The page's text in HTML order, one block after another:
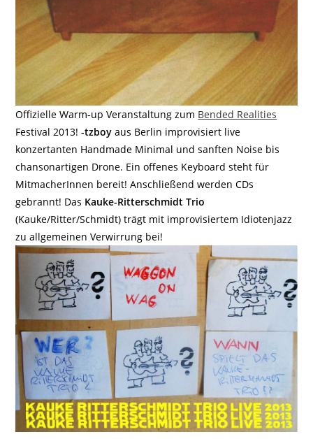
Offizielle Warm-up Veranstaltung zum Bended Realities
Festival 2013!-tzboy aus Berlin improvisiert live
konzertanten Handmade Minimal und sanften Noise bis
chansonartigen Drone. Ein offenes Keyboard steht für
MitmacherInnen bereit! Anschließend werden CDs
gebrannt! Das Kauke-Ritterschmidt Trio
(Kauke/Ritter/Schmidt) trägt mit improvisiertem Idiotenjazz
zu allgemeinen Verwirrung bei!